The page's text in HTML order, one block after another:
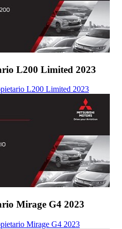
L200 Limited 2023
L200 Limited 2023
Mirage G4 2023
Mirage G4 2023